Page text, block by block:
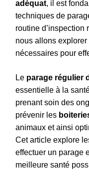
adéquat, il est
techniques de
routine d’inspection
nous allons
nécessaires pour
Le parage régulier
essentielle à la
prenant soin des
prévenir les
animaux et ainsi
Cet article explore
effectuer un parage
meilleure santé